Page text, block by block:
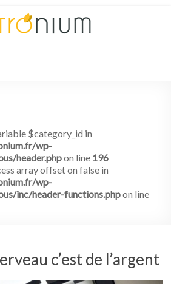
$category_id in
wp-
header.phpon line 196
array offset on false in
wp-
inc/header-functions.phpon line
c’est de l’argent